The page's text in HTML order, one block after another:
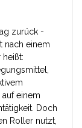
zurück -
nach einem
heißt:
einem
Doch
Roller nutzt,